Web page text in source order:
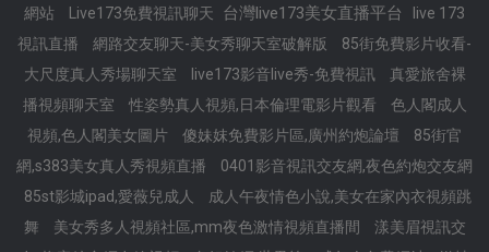
網站
Live173免費視訊聊天 台灣live173美女直播平台
live 173
視訊直播
網路交友聊天-美女秀聊天室破解版
85街免費影片收看-
大尺度真人秀場聊天室
live173影音live秀-免費視訊
真愛旅舍裸
播視頻聊天室
性姿勢真人視頻,日本倫理電影片觀看
色人閣成人
視頻,色人閣美女圖片
傻妹妺免費影片區,廣州約炮論壇
85街官
網,s383美女真人秀視頻直播
0401影音視訊交友網,夜色約炮交友網
85st影城ipad,愛薇兒成人
成人午夜情色小說,美女在家內衣視頻跳
舞
美女秀多人視頻社區,mm夜色激情視頻直播間
漾美眉視訊交